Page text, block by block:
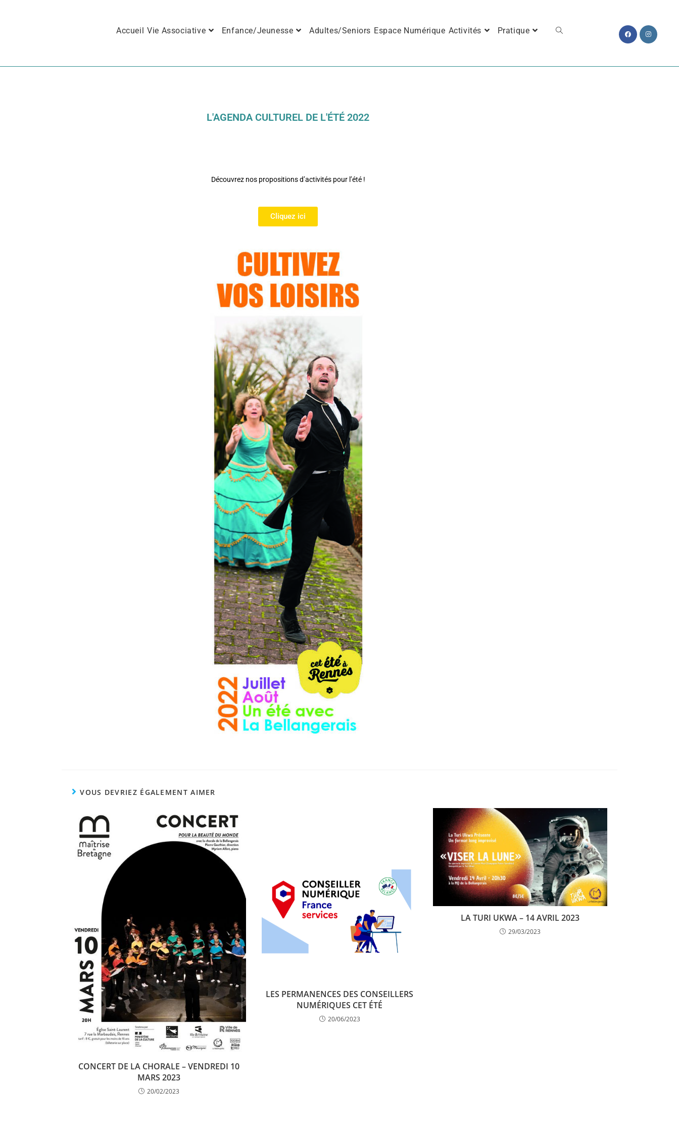
Accueil Vie Associative Enfance/Jeunesse Adultes/Seniors Espace Numérique Activités Pratique
L'AGENDA CULTUREL DE L'ÉTÉ 2022
Découvrez nos propositions d’activités pour l’été !
Cliquez ici
VOUS DEVRIEZ ÉGALEMENT AIMER
CONCERT DE LA CHORALE – VENDREDI 10
MARS 2023
20/02/2023
LES PERMANENCES DES CONSEILLERS
NUMÉRIQUES CET ÉTÉ
20/06/2023
LA TURI UKWA – 14 AVRIL 2023
29/03/2023